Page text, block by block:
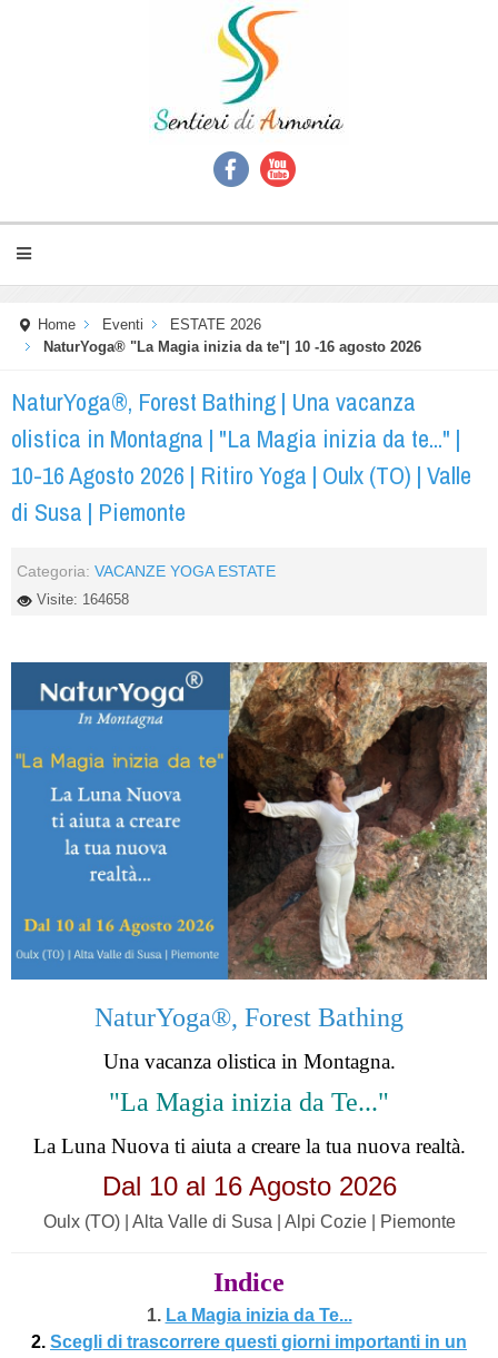
Home Eventi
ESTATE 2026
NaturYoga® "La Magia inizia da te"| 10 -16 agosto 2026
NaturYoga®, Forest Bathing | Una vacanza
olistica in Montagna | "La Magia inizia da te..." |
10-16 Agosto 2026 | Ritiro Yoga | Oulx (TO) | Valle
di Susa | Piemonte
Categoria: VACANZE YOGA ESTATE
Visite: 164658
NaturYoga®, Forest Bathing
Una vacanza olistica in Montagna.
"La Magia inizia da Te..."
La Luna Nuova ti aiuta a creare la tua nuova realtà.
Dal 10 al 16 Agosto 2026
Oulx (TO) | Alta Valle di Susa | Alpi Cozie | Piemonte
Indice
1. La Magia inizia da Te...
2. Scegli di trascorrere questi giorni importanti in un